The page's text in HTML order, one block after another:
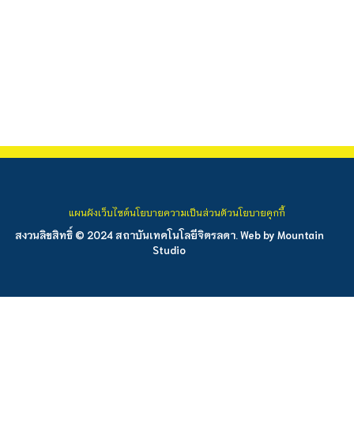
สงวนลิขสิทธิ์ © 2024 สถาบันเทคโนโลยีจิตรลดา. Web by Mountain
Studio
แผนผังเว็บไซต์นโยบายความเป็นส่วนตัวนโยบายคุกกี้